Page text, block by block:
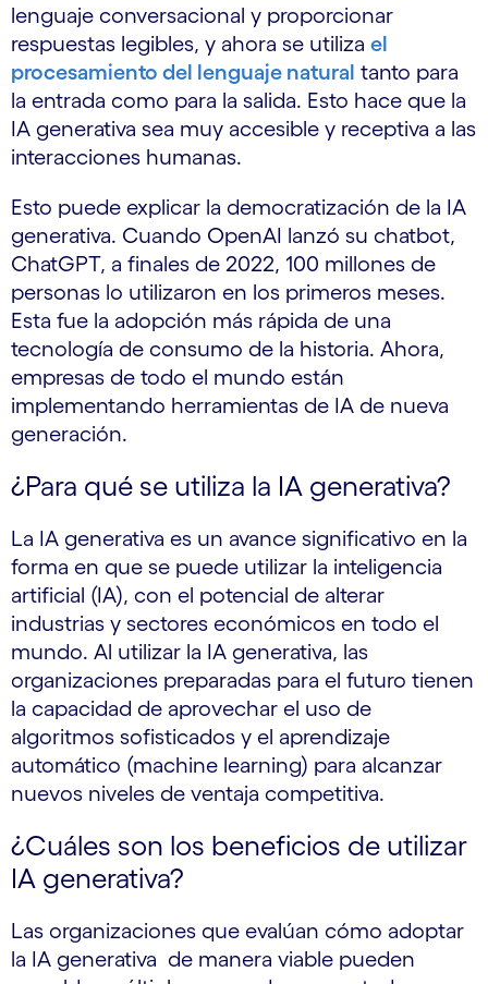
lenguaje conversacional y proporcionar
respuestas legibles, y ahora se utiliza el
procesamiento del lenguaje natural tanto para
la entrada como para la salida. Esto hace que la
IA generativa sea muy accesible y receptiva a las
interacciones humanas.
Esto puede explicar la democratización de la IA
generativa. Cuando OpenAI lanzó su chatbot,
ChatGPT, a finales de 2022, 100 millones de
personas lo utilizaron en los primeros meses.
Esta fue la adopción más rápida de una
tecnología de consumo de la historia. Ahora,
empresas de todo el mundo están
implementando herramientas de IA de nueva
generación.
¿Para qué se utiliza la IA generativa?
La IA generativa es un avance significativo en la
forma en que se puede utilizar la inteligencia
artificial (IA), con el potencial de alterar
industrias y sectores económicos en todo el
mundo. Al utilizar la IA generativa, las
organizaciones preparadas para el futuro tienen
la capacidad de aprovechar el uso de
algoritmos sofisticados y el aprendizaje
automático (machine learning) para alcanzar
nuevos niveles de ventaja competitiva.
¿Cuáles son los beneficios de utilizar
IA generativa?
Las organizaciones que evalúan cómo adoptar
la IA generativa de manera viable pueden